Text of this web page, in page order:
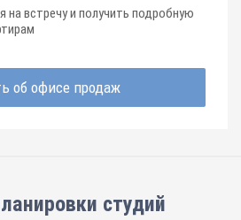
на встречу и получить подробную
об офисе продаж
студий